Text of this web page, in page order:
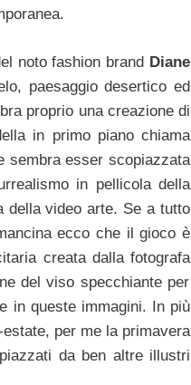
noto fashion brand Diane
paesaggio desertico ed
proprio una creazione di
in primo piano chiama
sembra esser scopiazzata
in pellicola della
della video arte. Se a tutto
ecco che il gioco è
creata dalla fotografa
del viso specchiante per
in queste immagini. In più
per me la primavera
da ben altre illustri